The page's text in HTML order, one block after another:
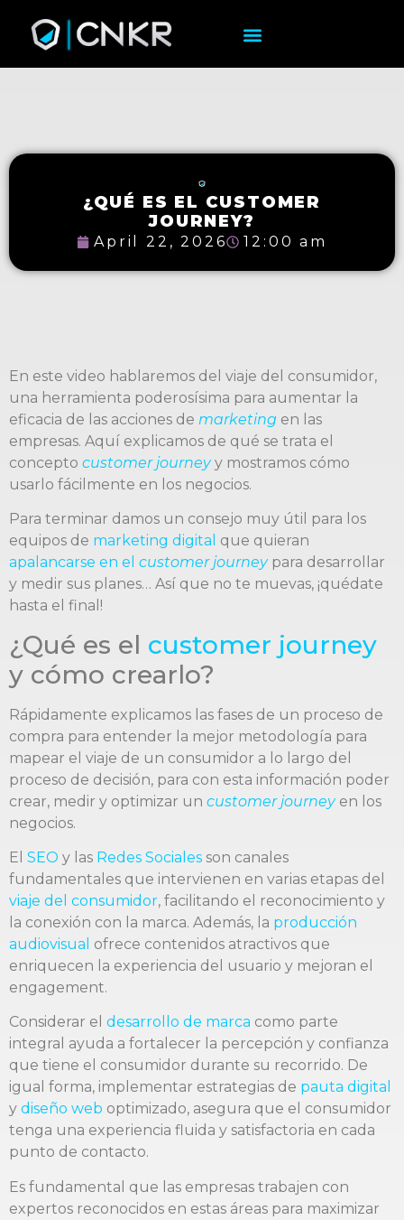
¿QUÉ ES EL CUSTOMER
JOURNEY?
April 22, 2026 12:00 am
En este video hablaremos del viaje del consumidor,
una herramienta poderosísima para aumentar la
eficacia de las acciones de marketing en las
empresas. Aquí explicamos de qué se trata el
concepto customer journeyy mostramos cómo
usarlo fácilmente en los negocios.
Para terminar damos un consejo muy útil para los
equipos de marketing digital que quieran
apalancarse en el customer journeypara desarrollar
y medir sus planes… Así que no te muevas, ¡quédate
hasta el final!
¿Qué es el customer journey
y cómo crearlo?
Rápidamente explicamos las fases de un proceso de
compra para entender la mejor metodología para
mapear el viaje de un consumidor a lo largo del
proceso de decisión, para con esta información poder
crear, medir y optimizar un customer journeyen los
negocios.
El SEO y las Redes Sociales son canales
fundamentales que intervienen en varias etapas del
viaje del consumidor, facilitando el reconocimiento y
la conexión con la marca. Además, la producción
audiovisual ofrece contenidos atractivos que
enriquecen la experiencia del usuario y mejoran el
engagement.
Considerar el desarrollo de marca como parte
integral ayuda a fortalecer la percepción y confianza
que tiene el consumidor durante su recorrido. De
igual forma, implementar estrategias de pauta digital
y diseño web optimizado, asegura que el consumidor
tenga una experiencia fluida y satisfactoria en cada
punto de contacto.
Es fundamental que las empresas trabajen con
expertos reconocidos en estas áreas para maximizar